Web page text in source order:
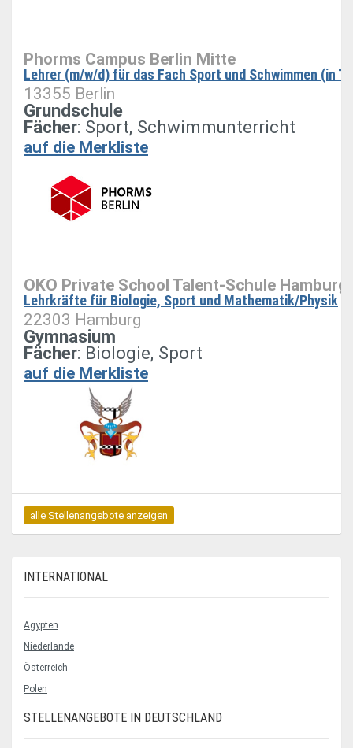
Phorms Campus Berlin Mitte
Lehrer (m/w/d) für das Fach Sport und Schwimmen (in
13355 Berlin
Grundschule
Fächer: Sport, Schwimmunterricht
auf die Merkliste
OKO Private School Talent-Schule Hamburg
Lehrkräfte für Biologie, Sport und Mathematik/Physik
22303 Hamburg
Gymnasium
Fächer: Biologie, Sport
auf die Merkliste
alle Stellenangebote anzeigen
INTERNATIONAL
Ägypten
Niederlande
Österreich
Polen
STELLENANGEBOTE IN DEUTSCHLAND